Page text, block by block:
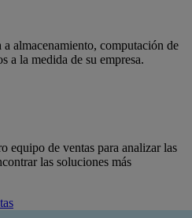
almacenamiento, computación de
a la medida de su empresa.
equipo de ventas para analizar las
las soluciones más